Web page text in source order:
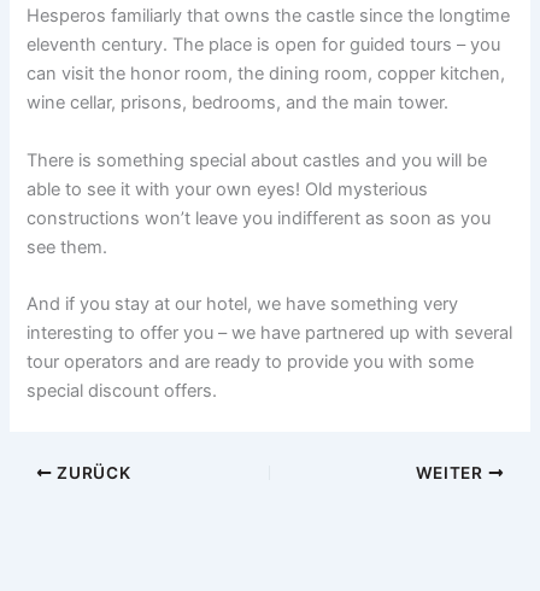
Hesperos familiarly that owns the castle since the longtime
eleventh century. The place is open for guided tours – you
can visit the honor room, the dining room, copper kitchen,
wine cellar, prisons, bedrooms, and the main tower.
There is something special about castles and you will be
able to see it with your own eyes! Old mysterious
constructions won’t leave you indifferent as soon as you
see them.
And if you stay at our hotel, we have something very
interesting to offer you – we have partnered up with several
tour operators and are ready to provide you with some
special discount offers.
ZURÜCK WEITER